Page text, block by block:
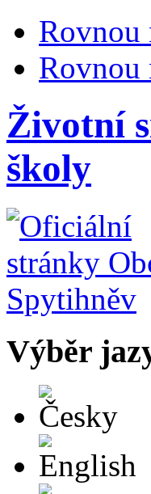
Rovnou
Rovnou
Životní
školy
Výběr